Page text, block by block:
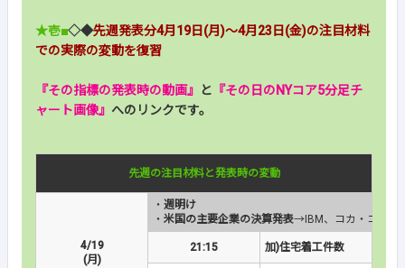
★壱■◇◆先週発表分4月19日(月)～4月23日(金)の注目材料
での実際の変動を復習
『その指標の発表時の動画』 と 『その日のNYコア5分足チ
ャート画像』 へのリンクです。
先週の注目材料と発表時の変動
4/19
(月)
・ 週明け
・ 米国の主要企業の決算発表→IBM、コカ・コーラ
21:15 加)住宅着工件数